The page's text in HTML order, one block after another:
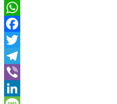
WhatsApp
Facebook
Twitter
Telegram
Viber